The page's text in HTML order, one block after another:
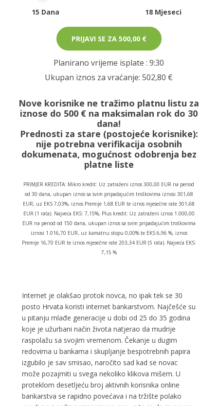
15 Dana 18 Mjeseci
PRIJAVI SE ZA 500,00 €
Planirano vrijeme isplate: 9:30
Ukupan iznos za vraćanje:502,80 €
Nove korisnike ne tražimo platnu listu za
iznose do 500 € na maksimalan rok do 30
dana!
Prednosti za stare (postojeće korisnike):
nije potrebna verifikacija osobnih
dokumenata, mogućnost odobrenja bez
platne liste
PRIMJER KREDITA: Mikro kredit: Uz zatraženi iznos 300,00 EUR na period
od 30 dana, ukupan iznos sa svim pripadajućim troškovima iznosi 301,68
EUR, uz EKS 7,03%, iznos Premije 1,68 EUR te iznos mjesečne rate 301,68
EUR (1 rata). Najveća EKS: 7,15%, Plus kredit: Uz zatraženi iznos 1.000,00
EUR na period od 150 dana, ukupan iznos sa svim pripadajućim troškovima
iznosi 1.016,70 EUR, uz kamatnu stopu 0,00% te EKS 6,96 %, iznos
Premije 16,70 EUR te iznos mjesečne rate 203,34 EUR (5 rata). Najveća EKS:
7,15 %
Internet je olakšao protok novca, no ipak tek se 30
posto Hrvata koristi internet bankarstvom. Najčešće su
u pitanju mlađe generacije u dobi od 25 do 35 godina
koje je užurbani način života natjerao da mudrije
raspolažu sa svojim vremenom. Čekanje u dugim
redovima u bankama i skupljanje bespotrebnih papira
izgubilo je sav smisao, naročito sad kad se novac
može pozajmiti u svega nekoliko klikova mišem. U
proteklom desetljeću broj aktivnih korisnika online
bankarstva se rapidno povećava i na tržište polako